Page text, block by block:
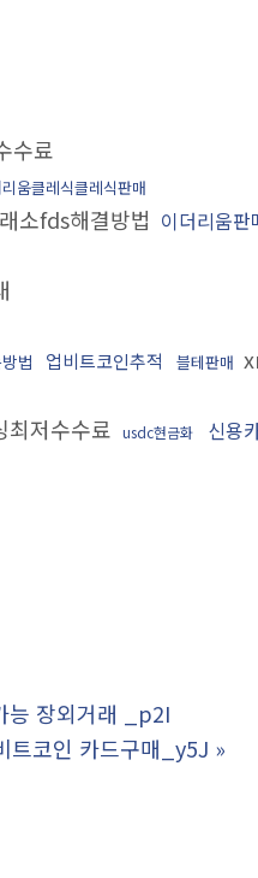
수료
움클레식클레식판매
소fds해결방법 이더리움판
법 업비트코인추적 블테판매
최저수수료 usdc현금화 신용
능 장외거래 _p2I
트코인 카드구매_y5J »